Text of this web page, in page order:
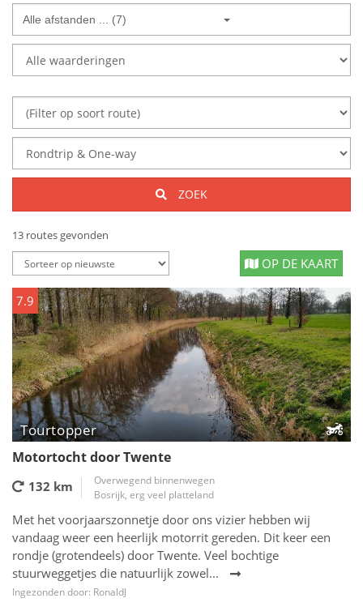
Alle afstanden ... (7)
ZOEK
13 routes gevonden
OP DE KAART
7.9
Tourtopper
Motortocht door Twente
132 km
Overwegend binnenwegen
Bosrijk, erg veel platteland
Met het voorjaarszonnetje door ons vizier hebben wij
vandaag weer een heerlijk motorrit gereden. Dit keer een
rondje (grotendeels) door Twente. Veel bochtige
stuurweggetjes die natuurlijk zowel...
Ingezonden door: RonaldJ